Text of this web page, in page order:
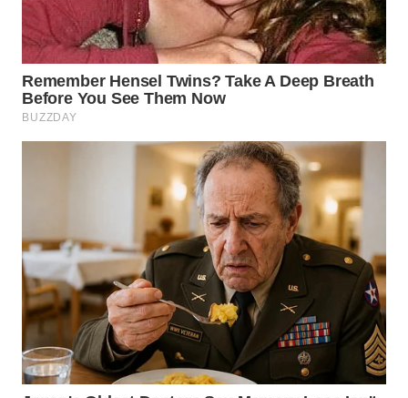
WN DELI
SERDANG
WN
TEBING
TINGGI
WN
KARAWANG
WN
BEKASI
WN
BOGOR